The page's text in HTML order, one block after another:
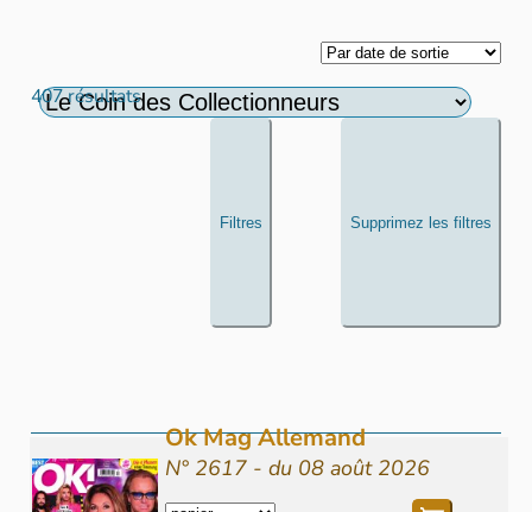
407 résultats
Filtres Supprimez les filtres
Ok Mag Allemand
N° 2617 - du 08 août 2026